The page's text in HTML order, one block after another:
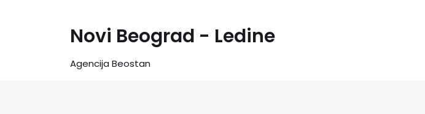
Novi Beograd - Ledine
Agencija Beostan